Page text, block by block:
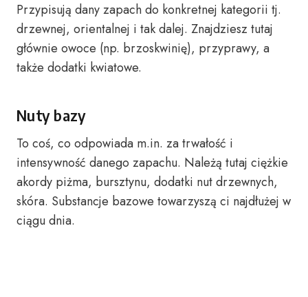
Przypisują dany zapach do konkretnej kategorii tj.
drzewnej, orientalnej i tak dalej. Znajdziesz tutaj
głównie owoce (np. brzoskwinię), przyprawy, a
także dodatki kwiatowe.
Nuty bazy
To coś, co odpowiada m.in. za trwałość i
intensywność danego zapachu. Należą tutaj ciężkie
akordy piżma, bursztynu, dodatki nut drzewnych,
skóra. Substancje bazowe towarzyszą ci najdłużej w
ciągu dnia.